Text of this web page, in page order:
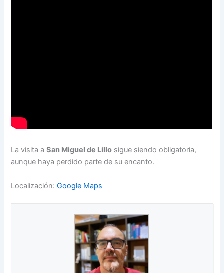
La visita aSan Miguel de Lillo sigue siendo obligatoria,
aunque haya perdido parte de su encanto.
Localización:Google Maps